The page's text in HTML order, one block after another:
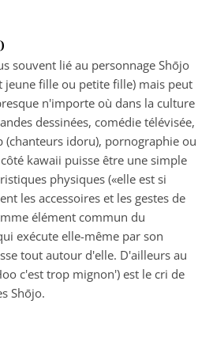
souvent lié au personnage Shōjo
jeune fille ou petite fille) mais peut
n'importe où dans la culture
dessinées, comédie télévisée,
(chanteurs idoru), pornographie ou
kawaii puisse être une simple
physiques («elle est si
les accessoires et les gestes de
élément commun du
exécute elle-même par son
tout autour d'elle. D'ailleurs au
c'est trop mignon') est le cri de
Shōjo.